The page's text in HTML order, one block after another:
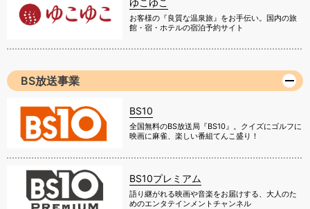
お客様の『良質な温泉旅』をお手伝い。国内の旅
館・宿・ホテルの宿泊予約サイト
BS放送事業
BS10
全国無料のBS放送局『BS10』。クイズにゴルフに
映画に麻雀、楽しい番組てんこ盛り！
BS10プレミアム
語り継がれる映画や音楽をお届けする、大人のた
めのエンタテインメントチャンネル